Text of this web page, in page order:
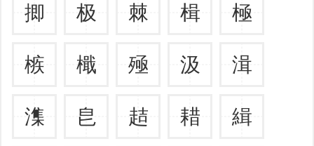
揤 极 棘 楫 極
槉 檝 殛 汲 湒
潗 皀 趌 耤 緝